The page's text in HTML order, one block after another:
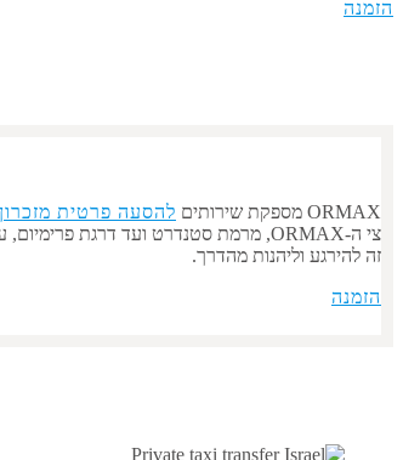
הזמנה
ORMAX מספקת שירותים להסעה פרטית מ
צי ה-ORMAX, מרמת סטנדרט ועד דרגת פרימיום, עוברות תחזוקה שוטפת וניקיון פנים. הרכב יגיע לכתובתכם בזמן, ונהג מנוסה ייקח אתכם בבטחה לכל יעד שתציינו. איסוף מ
זה להירגע וליהנות מהדרך.
הזמנה